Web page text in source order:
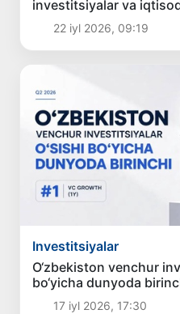
investitsiyalar va
yo‘nalishida erishilgan
qilindi22 iyl 2026, 09:19
Investitsiyalar
O‘zbekiston venchur
bo‘yicha dunyoda
17 iyl 2026, 17:30